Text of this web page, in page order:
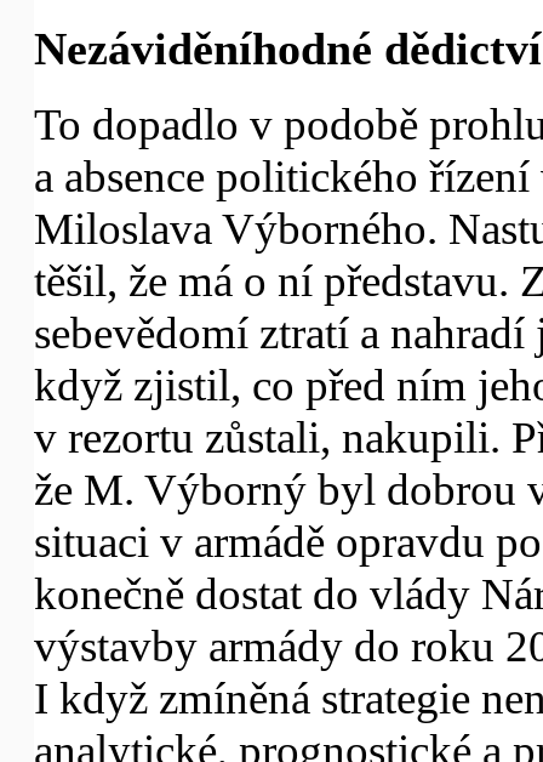
Nezáviděníhodné dědictví
To dopadlo v podobě
a absence politického
Miloslava Výborného.
těšil, že má o ní představu.
sebevědomí ztratí a
když zjistil, co před ním
v rezortu zůstali, nakupili.
že M. Výborný byl dobrou
situaci v armádě opravdu
konečně dostat do vlády
výstavby armády do roku
I když zmíněná strategie
analytické, prognostické a